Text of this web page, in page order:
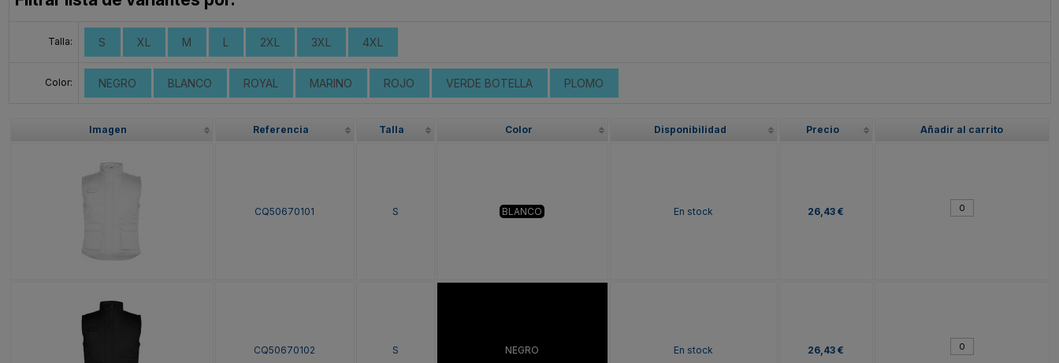
Talla: S XL M L 2XL 3XL 4XL
Color: NEGRO BLANCO ROYAL MARINO ROJO VERDE BOTELLA PLOMO
Imagen Referencia Talla Color Disponibilidad Precio Añadir al carrito
CQ50670101 S BLANCO En stock 26,43 €
CQ50670102 S NEGRO En stock 26,43 €